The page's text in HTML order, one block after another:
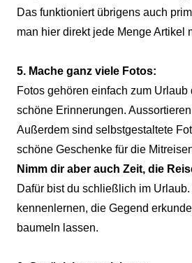
Das funktioniert übrigens auch
man hier direkt jede Menge Artikel
5. Mache ganz viele Fotos:
Fotos gehören einfach zum Urlaub
schöne Erinnerungen.
Außerdem sind selbstgestaltete
schöne Geschenke für die
Nimm dir aber auch Zeit, die
Dafür bist du schließlich im
kennenlernen, die Gegend
baumeln lassen.